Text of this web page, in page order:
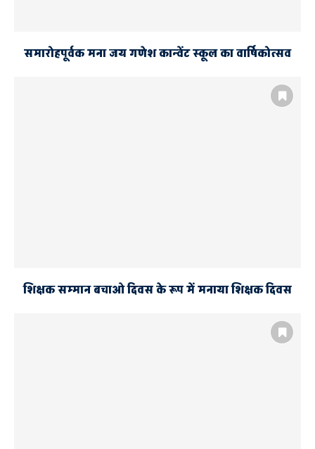
समारोहपूर्वक मना जय गणेश कान्वेंट स्कूल का वार्षिकोत्सव
शिक्षक सम्मान बचाओ दिवस के रूप में मनाया शिक्षक दिवस